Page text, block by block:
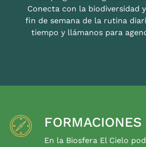
Conecta con la biodiversidad
fin de semana de la rutina
tiempo y llámanos para
FORMACIONES
En la Biosfera El Cielo